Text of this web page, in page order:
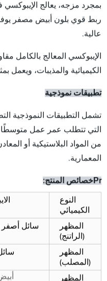
بمجرد مزجه، يعالج
ربط قوي بلون أبيض مصفر
عالية.
الإيبوكسي المعالج بالكامل
الكيميائية والمذيبات، ويعمل
تطبيقات نموذجية
تشمل التطبيقات النموذجية
التي تتطلب عمر عمل متوسطًا
من المواد البلاستيكية أو
المعمارية.
Pr خصائص المنتج:
النوع
الكيميائي
المظهر
(الراتنج)
سائل
المظهر
(المصلب)
المظهر